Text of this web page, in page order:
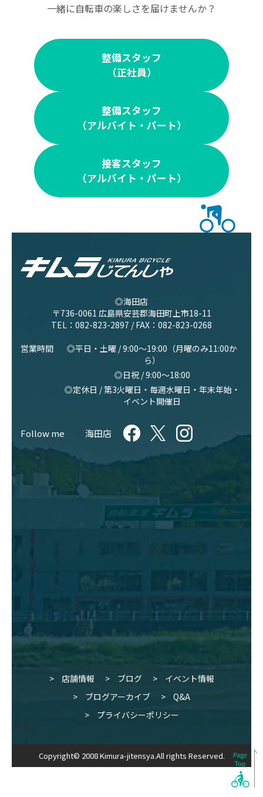
一緒に自転車の楽しさを届けませんか？
整備スタッフ
（正社員）
整備スタッフ
（アルバイト・パート）
接客スタッフ
（アルバイト・パート）
◎海田店
〒736-0061 広島県安芸郡海田町上市18-11
TEL： 082-823-2897 / FAX：082-823-0268
営業時間
◎平日・土曜 / 9:00〜19:00（月曜のみ11:00か
ら）
◎日祝 / 9:00〜18:00
◎定休日 / 第3火曜日・毎週水曜日・年末年始・
イベント開催日
Follow me 海田店
店舗情報 ブログ
イベント情報
ブログアーカイブ
Q&A
プライバシーポリシー
Copyright© 2008 Kimura-jitensya.All rights Reserved.